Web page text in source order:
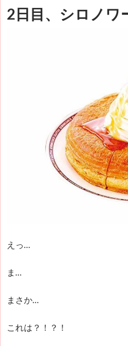
2日目、シロノワ
えっ…
ま…
まさか…
これは？！？！